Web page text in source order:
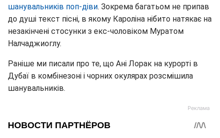
шанувальників поп-діви. Зокрема багатьом не припав
до душі текст пісні, в якому Кароліна нібито натякає на
незакінчені стосунки з екс-чоловіком Муратом
Налчаджиоглу.
Раніше ми писали про те, що Ані Лорак на курорті в
Дубаї в комбінезоні і чорних окулярах розсмішила
шанувальників.